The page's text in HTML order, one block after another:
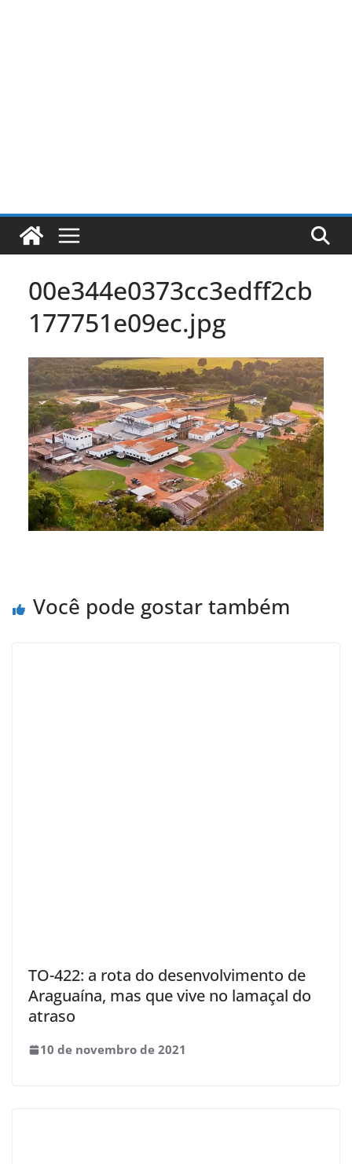
00e344e0373cc3edff2cb
177751e09ec.jpg
Você pode gostar também
TO-422: a rota do desenvolvimento de
Araguaína, mas que vive no lamaçal do
atraso
10 de novembro de 2021